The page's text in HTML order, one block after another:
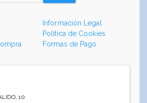
Información Legal
Política de Cookies
Formas de Pago
10